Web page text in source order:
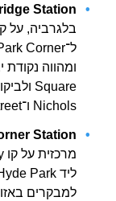
Station
Nichols ו־‎Sloane Street.
Station